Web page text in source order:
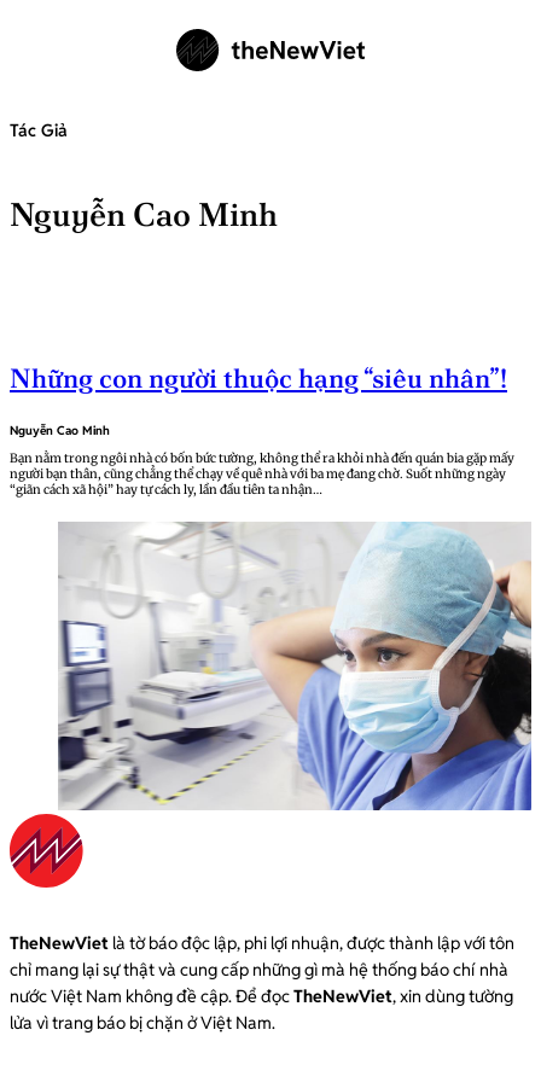
Nguyễn Cao Minh
Tác Giả
Những con người thuộc hạng “siêu nhân”!
Nguyễn Cao Minh
Bạn nằm trong ngôi nhà có bốn bức tường, không thể ra khỏi nhà đến quán bia gặp mấy
người bạn thân, cũng chẳng thể chạy về quê nhà với ba mẹ đang chờ. Suốt những ngày
“giãn cách xã hội” hay tự cách ly, lần đầu tiên ta nhận…
TheNewViet là tờ báo độc lập, phi lợi nhuận, được thành lập với tôn
chỉ mang lại sự thật và cung cấp những gì mà hệ thống báo chí nhà
nước Việt Nam không đề cập. Để đọcTheNewViet, xin dùng tường
lửa vì trang báo bị chặn ở Việt Nam.